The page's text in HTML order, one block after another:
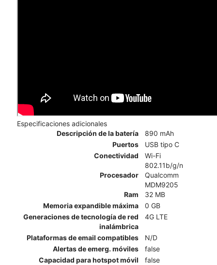
Especificaciones adicionales
Descripción de la batería
890 mAh
Puertos
USB tipo C
Conectividad
Wi-Fi
802.11b/g/n
Procesador
Qualcomm
MDM9205
Ram
32 MB
Memoria expandible máxima
0 GB
Generaciones de tecnología de red
inalámbrica
4G LTE
Plataformas de email compatibles
N/D
Alertas de emerg. móviles
false
Capacidad para hotspot móvil
false